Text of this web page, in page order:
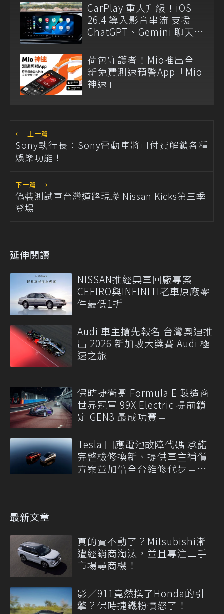
CarPlay 重大升級！iOS
26.4 導入影音串流 支援
ChatGPT、Gemini 聊天
荷包守護者！Mio推出全
新免費測速預警App「Mio
神速」
← 上一篇
Sony執行長：Sony電動車將可付費解鎖各種
娛樂功能！
下一篇 →
偽裝測試車台灣道路現蹤 Nissan Kicks第三季
登場
延伸閱讀
NISSAN推經典車回廠專案
CEFIRO與INFINITI老車原廠零
件最低1折
Audi 車主搶先報名 台灣奧迪推
出 2026 新加坡大獎賽 Audi 極
速之旅
保時捷衛冕 Formula E 製造商
世界冠軍 99X Electric 提前鎖
定 GEN3 最成功賽車
Tesla 回應電池故障代碼 承諾
完整檢修換新、提供車主補償
方案並加倍全台維修代步車數
最新文章
真的賣不動了？Mitsubishi漸
遭經銷商淘汰，並且專注二手
市場尋商機！
影／911竟然換了Honda的引
擎？保時捷鐵粉憤怒了！